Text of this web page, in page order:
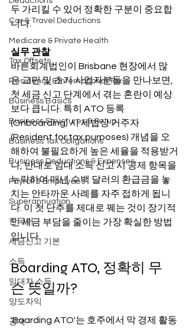
Car & Travel Deductions
Medicare & Private Health
Tax Offsets
Residency & International Tax
Business Basics
Business Structures & Setup
Business Tax Obligations
Business Deductions & Expenses
Payroll & Employees
Superannuation
한국어
세금신고 기본
소득
임대차 소득
양도차익
공제
두 가리킬 수 있어 정확한 구분이 중요합
니다.
실무 관찰
바른회계법인이 Brisbane 현장에서 많
은 교민 및 초기 사업자분들을 만나보면,
첫 세금 신고 단계에서 겪는 혼란이 예상
보다 큽니다. 특히 ATO 등록
(Onboarding) 시 세법상 거주자
(Resident for tax purposes) 개념을 오
해하여 불필요하게 높은 세율을 적용받거
나, 반대로 임대 소득 신고 시 공제 항목을
누락하여 매년 수백 달러의 환급금을 놓
치는 안타까운 사례를 자주 접하게 됩니
다. 이 첫 단추를 제대로 꿰는 것이 장기적
인 세금 부담을 줄이는 가장 확실한 방법
입니다.
Boarding ATO, 정확히 무
슨 뜻일까?
'Boarding ATO'는 호주에서 막 경제 활동